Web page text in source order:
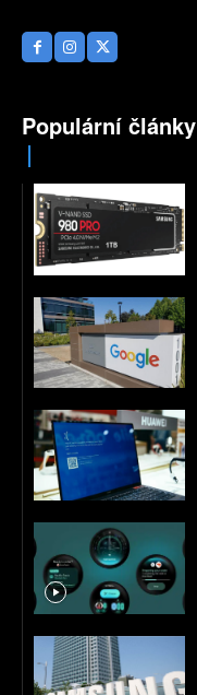
Populární články